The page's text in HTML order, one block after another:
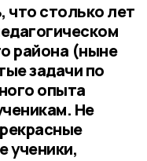
что столько лет
района (ныне
задачи по
опыта
Не
ученики,